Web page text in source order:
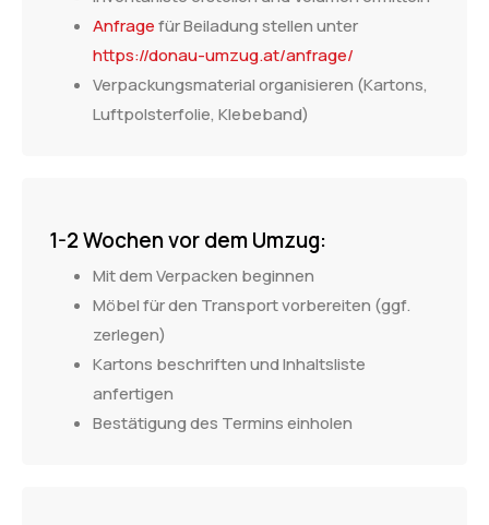
Anfragefür Beiladung stellen unter
https://donau-umzug.at/anfrage/
Verpackungsmaterial organisieren (Kartons,
Luftpolsterfolie, Klebeband)
1-2 Wochen vor dem Umzug:
Mit dem Verpacken beginnen
Möbel für den Transport vorbereiten (ggf.
zerlegen)
Kartons beschriften und Inhaltsliste
anfertigen
Bestätigung des Termins einholen